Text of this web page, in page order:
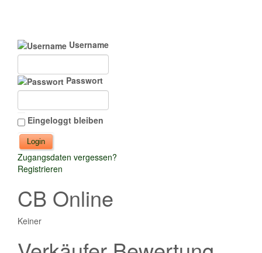
Username
Passwort
Eingeloggt bleiben
Zugangsdaten vergessen?
Registrieren
CB Online
Keiner